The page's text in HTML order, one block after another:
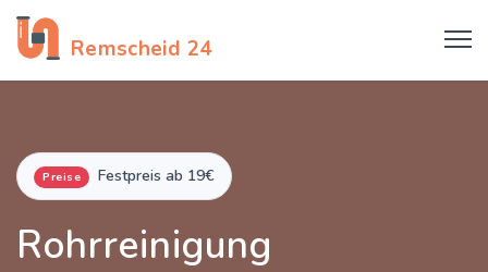
Remscheid 24
Preise Festpreis ab 19€
Rohrreinigung